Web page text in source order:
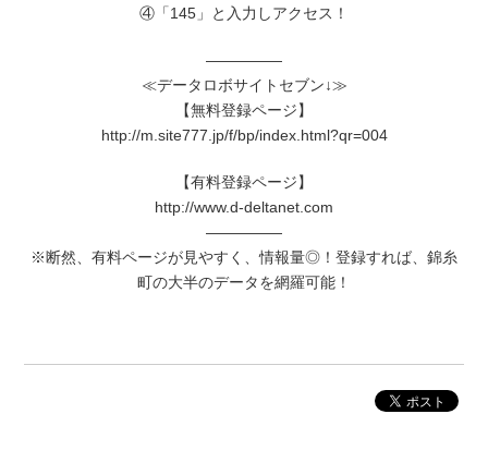
④「145」と入力しアクセス！
―――――
≪データロボサイトセブン↓≫
【無料登録ページ】
http://m.site777.jp/f/bp/index.html?qr=004
【有料登録ページ】
http://www.d-deltanet.com
―――――
※断然、有料ページが見やすく、情報量◎！登録すれば、錦糸
町の大半のデータを網羅可能！